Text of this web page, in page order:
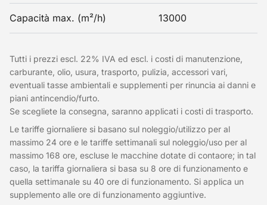
Capacità max. (m²/h) 13000
Tutti i prezzi escl. 22% IVA ed escl. i costi di manutenzione,
carburante, olio, usura, trasporto, pulizia, accessori vari,
eventuali tasse ambientali e supplementi per rinuncia ai danni e
piani antincendio/furto.
Se scegliete la consegna, saranno applicati i costi di trasporto.
Le tariffe giornaliere si basano sul noleggio/utilizzo per al
massimo 24 ore e le tariffe settimanali sul noleggio/uso per al
massimo 168 ore, escluse le macchine dotate di contaore; in tal
caso, la tariffa giornaliera si basa su 8 ore di funzionamento e
quella settimanale su 40 ore di funzionamento. Si applica un
supplemento alle ore di funzionamento aggiuntive.